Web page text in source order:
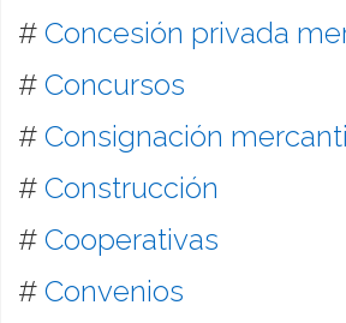
# Concesión privada
# Concursos
# Consignación
# Construcción
# Cooperativas
# Convenios